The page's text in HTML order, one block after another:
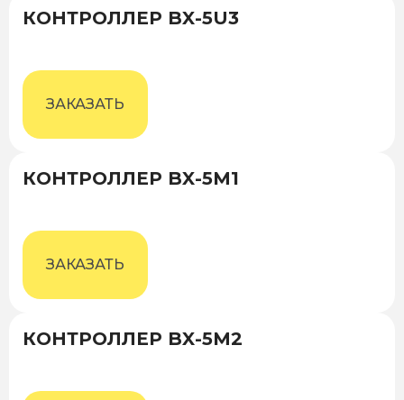
КОНТРОЛЛЕР BX-5U3
ЗАКАЗАТЬ
КОНТРОЛЛЕР BX-5M1
ЗАКАЗАТЬ
КОНТРОЛЛЕР BX-5M2